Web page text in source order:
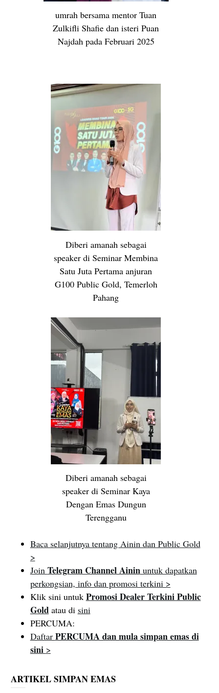
umrah bersama mentor Tuan
Zulkifli Shafie dan isteri Puan
Najdah pada Februari 2025
Diberi amanah sebagai
speaker di Seminar Membina
Satu Juta Pertama anjuran
G100 Public Gold, Temerloh
Pahang
Diberi amanah sebagai
speaker di Seminar Kaya
Dengan Emas Dungun
Terengganu
Baca selanjutnya tentang Ainin dan Public Gold
>
Join Telegram Channel Aininuntuk dapatkan
perkongsian, info dan promosi terkini >
Klik sini untuk Promosi Dealer Terkini Public
Goldatau di sini
PERCUMA:
Daftar PERCUMA dan mula simpan emas di
sini >
ARTIKEL SIMPAN EMAS